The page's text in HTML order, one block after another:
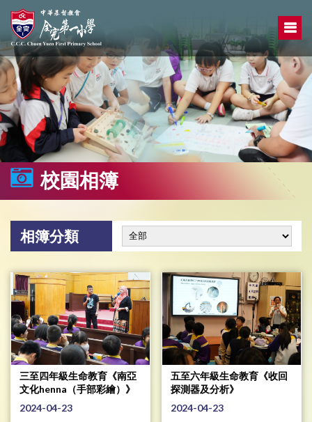
校園相簿
相簿分類
三至四年級生命教育《南亞
文化henna（手部彩繪）》
2024-04-23
五至六年級生命教育《收回
探測器及分析》
2024-04-23